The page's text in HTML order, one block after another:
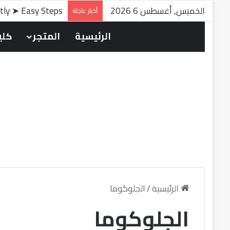
الخميس, أغسطس 6 2026 أخبار عاجلة ➤ Easy Steps
الرئيسية المتجر
الرئيسية/الجلوكوما
الجلوكوما